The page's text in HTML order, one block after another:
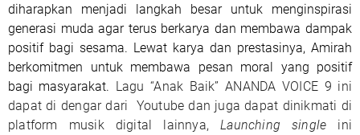
diharapkan menjadi langkah besar untuk menginspirasi
generasi muda agar terus berkarya dan membawa dampak
positif bagi sesama. Lewat karya dan prestasinya, Amirah
berkomitmen untuk membawa pesan moral yang positif
bagi masyarakat. Lagu “Anak Baik” ANANDA VOICE 9 ini
dapat di dengar dari
Youtube dan juga dapat dinikmati di
platform musik digital lainnya,Launching single ini